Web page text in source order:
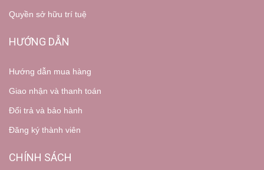
Quyền sở hữu trí tuệ
HƯỚNG DẪN
Hướng dẫn mua hàng
Giao nhận và thanh toán
Đổi trả và bảo hành
Đăng ký thành viên
CHÍNH SÁCH